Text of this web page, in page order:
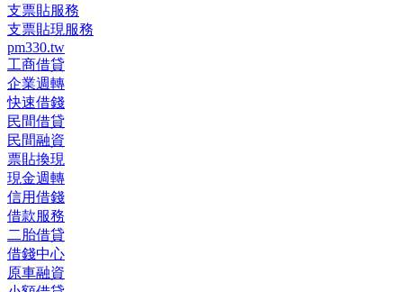
支票貼服務
支票貼現服務
pm330.tw
工商借貸
企業週轉
快速借錢
民間借貸
民間融資
票貼換現
現金週轉
信用借錢
借款服務
二胎借貸
借錢中心
原車融資